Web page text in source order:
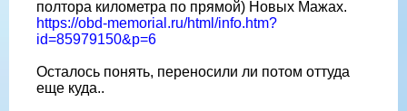
полтора километра по прямой) Новых Мажах.
https://obd-memorial.ru/html/info.htm?
id=85979150&p=6
Осталось понять, переносили ли потом оттуда
еще куда..